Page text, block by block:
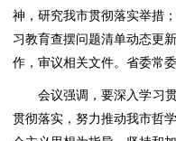
神，研究我市贯彻落实举措
习教育查摆问题清单动态更
作，审议相关文件。省委常
会议强调，要深入学习
贯彻落实，努力推动我市哲